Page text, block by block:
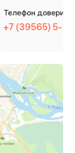
Телефон доверия
+7 (39565) 5-